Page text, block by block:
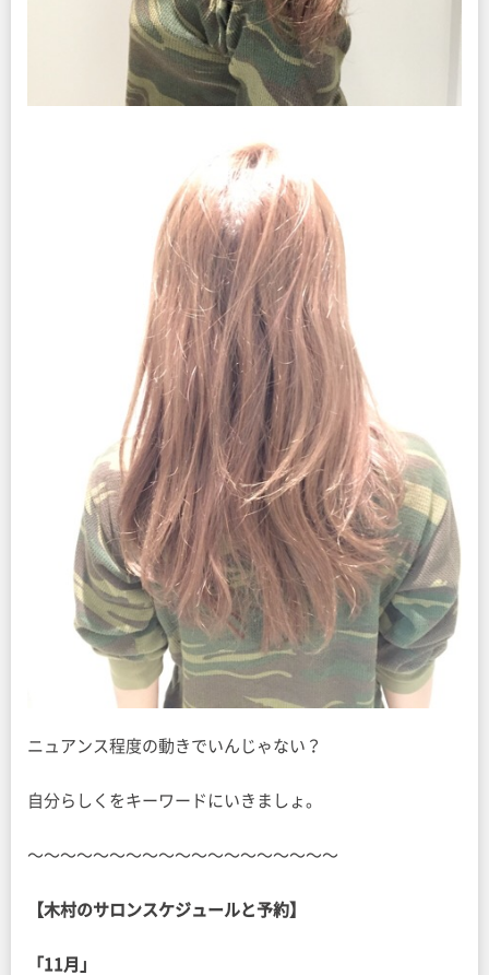
ニュアンス程度の動きでいんじゃない？
自分らしくをキーワードにいきましょ。
〜〜〜〜〜〜〜〜〜〜〜〜〜〜〜〜〜〜〜
【木村のサロンスケジュールと予約】
「11月」